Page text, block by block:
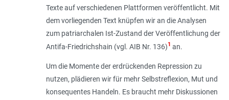
Texte auf verschiedenen Plattformen veröffentlicht. Mit
dem vorliegenden Text knüpfen wir an die Analysen
zum patriarchalen Ist-Zustand der Veröffentlichung der
Antifa-Friedrichshain (vgl. AIB Nr. 136)1 an.
Um die Momente der erdrückenden Repression zu
nutzen, plädieren wir für mehr Selbstreflexion, Mut und
konsequentes Handeln. Es braucht mehr Diskussionen